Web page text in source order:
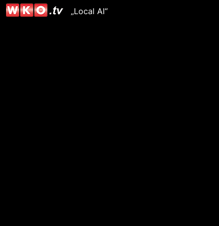
„Local AI“